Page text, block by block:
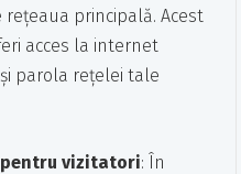
principală. Acest
acces la internet
parola rețelei tale
pentru vizitatori: În